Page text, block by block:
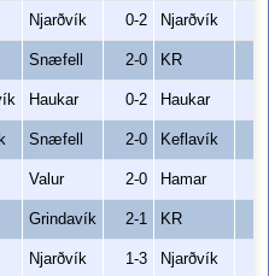
Njarðvík 0-2 Njarðvík
Snæfell 2-0 KR
Haukar 0-2 Haukar
Snæfell 2-0 Keflavík
Valur 2-0 Hamar
Grindavík 2-1 KR
Njarðvík 1-3 Njarðvík